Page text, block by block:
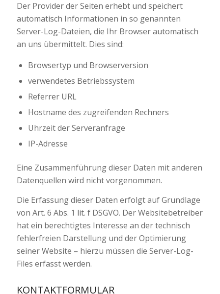
Der Provider der Seiten erhebt und speichert
automatisch Informationen in so genannten
Server-Log-Dateien, die Ihr Browser automatisch
an uns übermittelt. Dies sind:
Browsertyp und Browserversion
verwendetes Betriebssystem
Referrer URL
Hostname des zugreifenden Rechners
Uhrzeit der Serveranfrage
IP-Adresse
Eine Zusammenführung dieser Daten mit anderen
Datenquellen wird nicht vorgenommen.
Die Erfassung dieser Daten erfolgt auf Grundlage
von Art. 6 Abs. 1 lit. f DSGVO. Der Websitebetreiber
hat ein berechtigtes Interesse an der technisch
fehlerfreien Darstellung und der Optimierung
seiner Website – hierzu müssen die Server-Log-
Files erfasst werden.
KONTAKTFORMULAR